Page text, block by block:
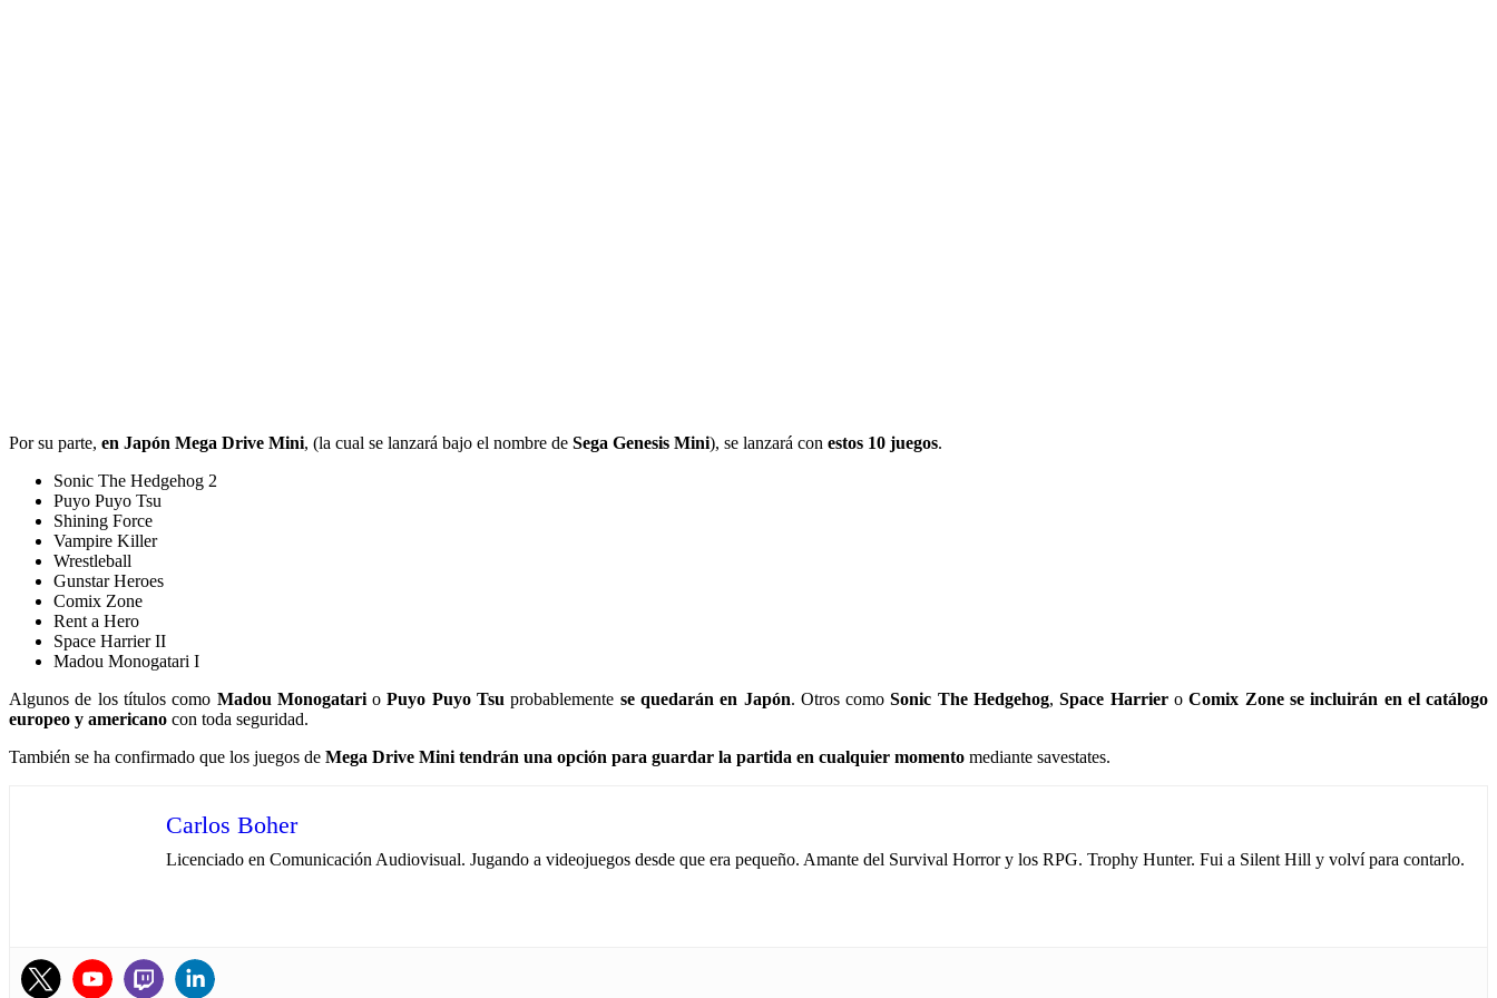
Por su parte, en Japón Mega Drive Mini, (la cual se lanzará bajo el nombre de Sega Genesis Mini), se lanzará con estos 10 juegos.
Sonic The Hedgehog 2
Puyo Puyo Tsu
Shining Force
Vampire Killer
Wrestleball
Gunstar Heroes
Comix Zone
Rent a Hero
Space Harrier II
Madou Monogatari I
Algunos de los títulos como Madou MonogatarioPuyo Puyo Tsu probablemente se quedarán en Japón. Otros comoSonic The Hedgehog,Space HarrieroComix Zone se incluirán en el catálogo
europeo y americano con toda seguridad.
También se ha confirmado que los juegos de Mega Drive Mini tendrán una opción para guardar la partida en cualquier momento mediante savestates.
Carlos Boher
Licenciado en Comunicación Audiovisual. Jugando a videojuegos desde que era pequeño. Amante del Survival Horror y los RPG. Trophy Hunter. Fui a Silent Hill y volví para contarlo.